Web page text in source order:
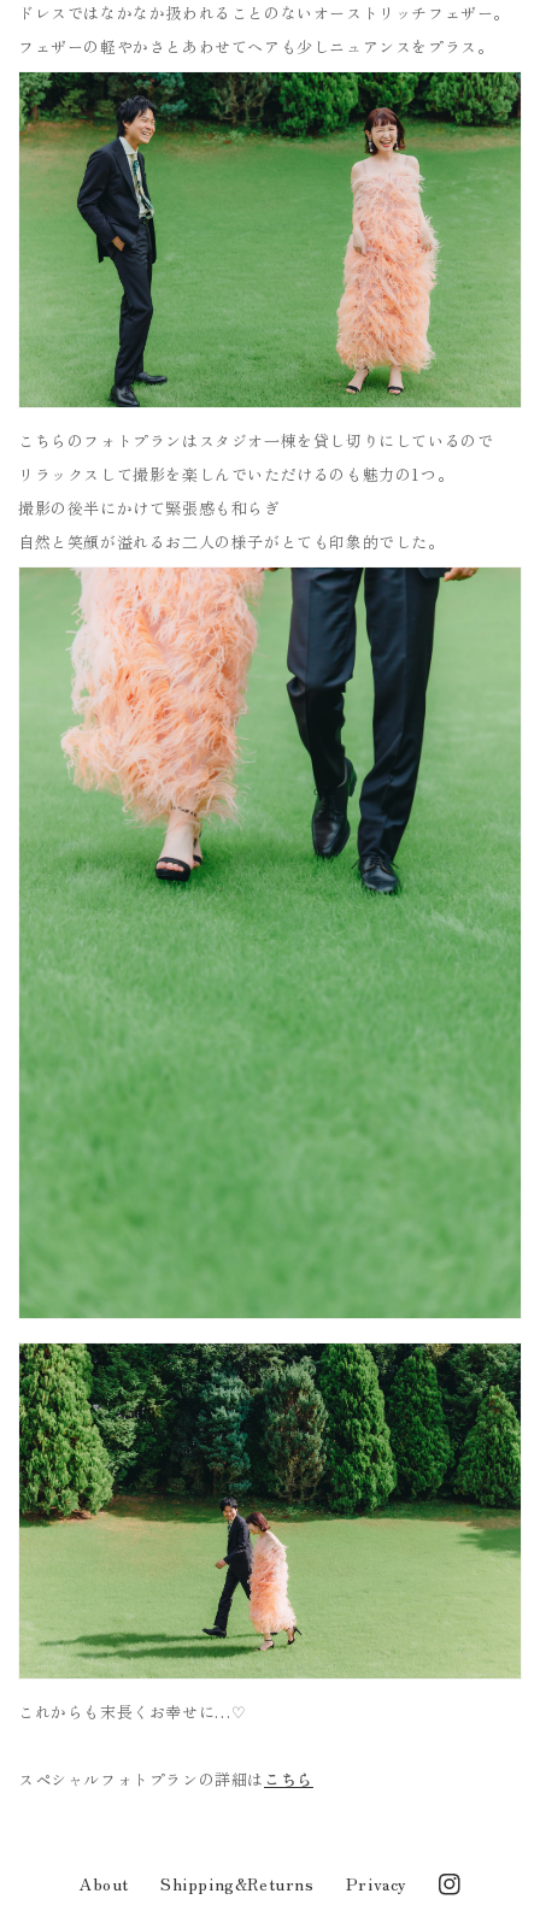
ドレスではなかなか扱われることのないオーストリッチフェザー。
フェザーの軽やかさとあわせてヘアも少しニュアンスをプラス。
こちらのフォトプランはスタジオ一棟を貸し切りにしているので
リラックスして撮影を楽しんでいただけるのも魅力の1つ。
撮影の後半にかけて緊張感も和らぎ
自然と笑顔が溢れるお二人の様子がとても印象的でした。
これからも末長くお幸せに…♡
スペシャルフォトプランの詳細は こちら
About Shipping&Returns Privacy Instagram